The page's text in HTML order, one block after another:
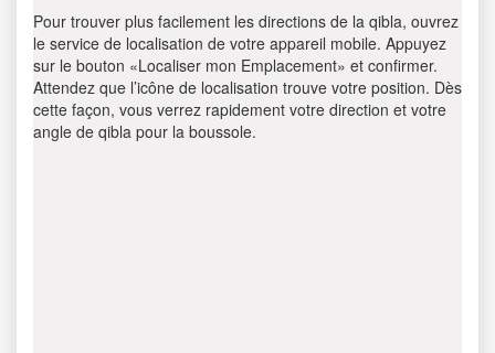
Pour trouver plus facilement les directions de la qibla, ouvrez
le service de localisation de votre appareil mobile. Appuyez
sur le bouton «Localiser mon Emplacement» et confirmer.
Attendez que l’icône de localisation trouve votre position. Dès
cette façon, vous verrez rapidement votre direction et votre
angle de qibla pour la boussole.